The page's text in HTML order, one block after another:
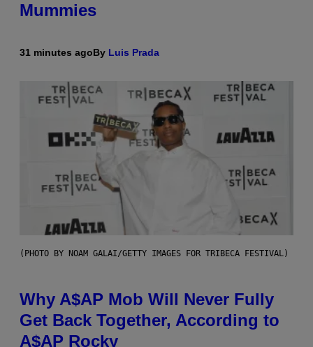
Mummies
31 minutes agoBy Luis Prada
(PHOTO BY NOAM GALAI/GETTY IMAGES FOR TRIBECA FESTIVAL)
Why A$AP Mob Will Never Fully
Get Back Together, According to
A$AP Rocky